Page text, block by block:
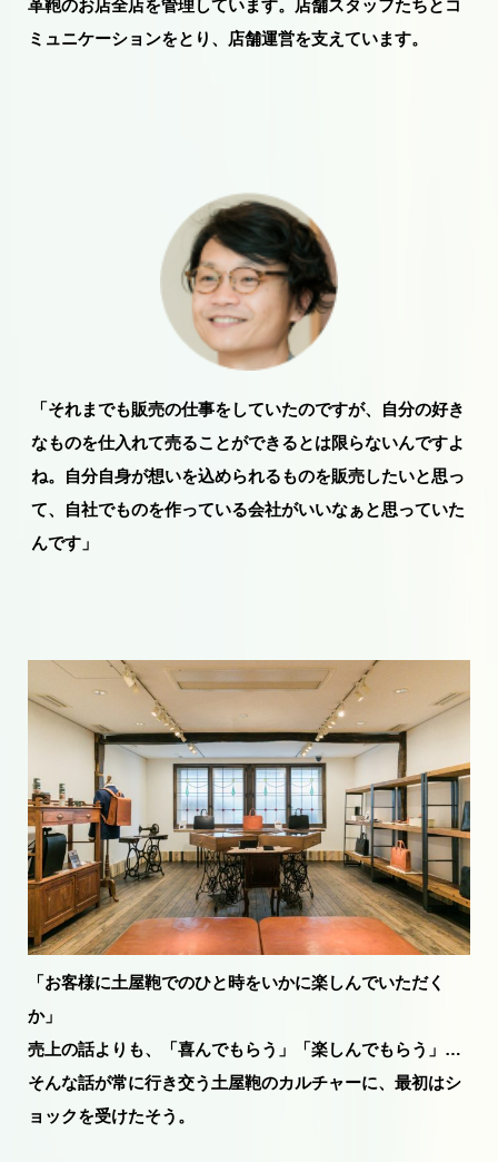
革鞄のお店全店を管理しています。店舗スタッフたちとコ
ミュニケーションをとり、店舗運営を支えています。
「それまでも販売の仕事をしていたのですが、自分の好き
なものを仕入れて売ることができるとは限らないんですよ
ね。
自分自身が想いを込められるものを販売したいと思っ
て、自社でものを作っている会社がいいなぁと思っていた
んです」
「お客様に土屋鞄でのひと時をいかに楽しんでいただく
か」
売上の話よりも、「喜んでもらう」「楽しんでもらう」…
そんな話が常に行き交う土屋鞄のカルチャーに、最初はシ
ョックを受けたそう。